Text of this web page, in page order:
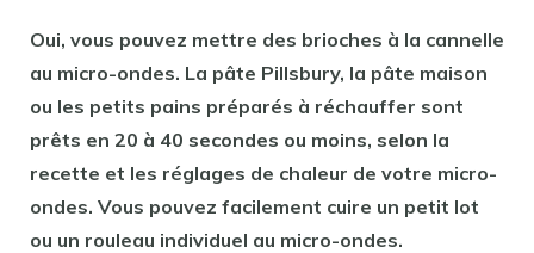
Oui, vous pouvez mettre des brioches à la cannelle
au micro-ondes. La pâte Pillsbury, la pâte maison
ou les petits pains préparés à réchauffer sont
prêts en 20 à 40 secondes ou moins, selon la
recette et les réglages de chaleur de votre micro-
ondes. Vous pouvez facilement cuire un petit lot
ou un rouleau individuel au micro-ondes.